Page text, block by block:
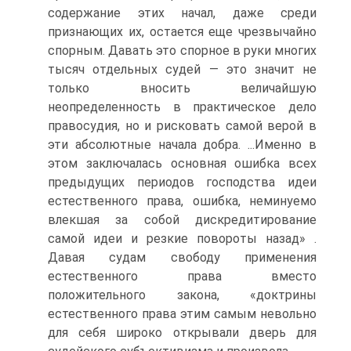
содержание этих начал, даже среди
признающих их, остается еще чрезвычайно
спорным. Давать это спорное в руки многих
тысяч отдельных судей — это значит не
только вносить величайшую
неопределенность в практическое дело
правосудия, но и рисковать самой верой в
эти абсолютные начала добра. ...Именно в
этом заключалась основная ошибка всех
предыдущих периодов господства идеи
естественного права, ошибка, неминуемо
влекшая за собой дискредитирование
самой идеи и резкие повороты назад» .
Давая судам свободу применения
естественного права вместо
положительного закона, «доктрины
естественного права этим самым невольно
для себя широко открывали дверь для